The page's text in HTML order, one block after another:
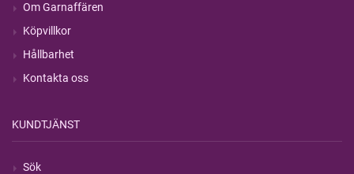
Om Garnaffären
Köpvillkor
Hållbarhet
Kontakta oss
KUNDTJÄNST
Sök